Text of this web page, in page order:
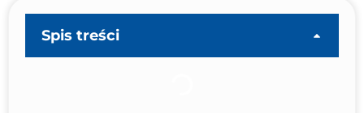
Spis treści